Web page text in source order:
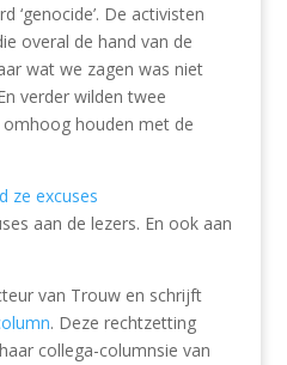
‘genocide’. De activisten
overal de hand van de
wat we zagen was niet
verder wilden twee
houden met de
ze excuses
aan de lezers. En ook aan
van Trouw en schrijft
. Deze rechtzetting
collega-columnsie van